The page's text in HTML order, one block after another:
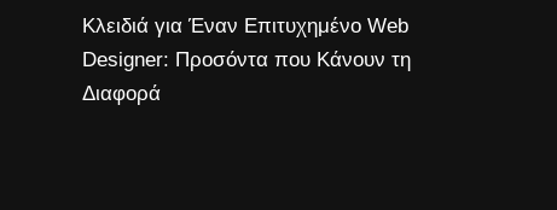
Κλειδιά για Έναν Επιτυχημένο Web
Designer: Προσόντα που Κάνουν τη
Διαφορά